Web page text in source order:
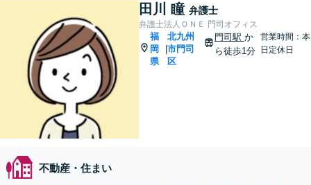
田川 瞳 弁護士
弁護士法人ＯＮＥ 門司オフィス
福
岡
県
|
北九州
市門司
区
門司駅 か
ら徒歩1分
営業時間：本
日定休日
不動産・住まい